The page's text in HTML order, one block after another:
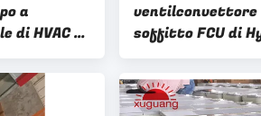
a
di HVAC di
ventilconvettore
soffitto FCU di
cfm nel sistema